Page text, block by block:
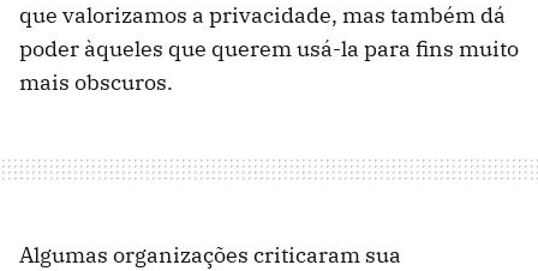
que valorizamos a privacidade, mas também dá
poder àqueles que querem usá-la para fins muito
mais obscuros.
Algumas organizações criticaram sua